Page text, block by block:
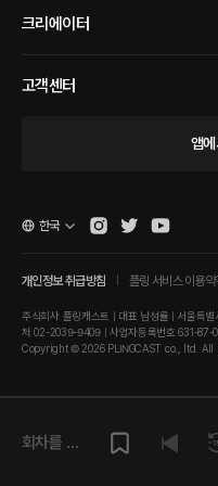
크리에이터
고객센터
앱에
개인정보 취급방침 플링 서비스 이용약
주식회사 플링캐스트 | 대표 남성률 | 서울특
처 02-2039-9409 | 사업자등록번호 631-87-
Copyright © 2026 PLINGCAST co., ltd. All
한국
회차를 재